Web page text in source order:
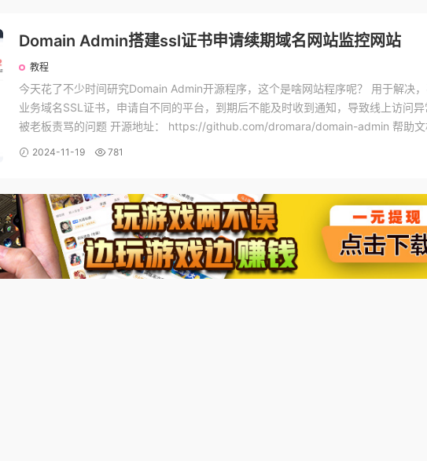
Domain Admin搭建ssl证书申请续期域名网站监控网站
教程
今天花了不少时间研究Domain Admin开源程序，这个是啥网站程序呢？ 用于解决
业务域名SSL证书，申请自不同的平台，到期后不能及时收到通知，导致线上访问
被老板责骂的问题 开源地址： https://github.com/dromara/domain-admin 帮助文
https://domain-admin.readthedocs.i...
2024-11-19 781